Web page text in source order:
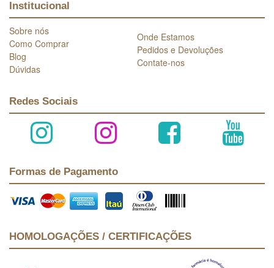
Institucional
Sobre nós
Como Comprar
Blog
Dúvidas
Onde Estamos
Pedidos e Devoluções
Contate-nos
Redes Sociais
Formas de Pagamento
HOMOLOGAÇÕES / CERTIFICAÇÕES